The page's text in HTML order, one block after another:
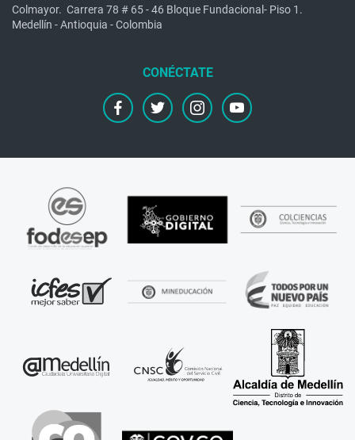
Colmayor. Carrera 78 # 65 - 46 Bloque Fundacional- Piso 1.
Medellín - Antioquia - Colombia